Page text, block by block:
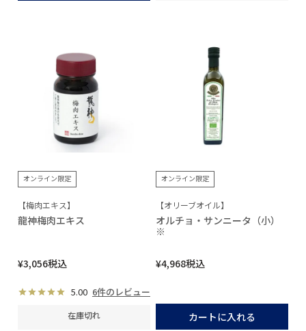
オンライン限定
【梅肉エキス】
龍神梅肉エキス
¥3,056税込
5.00 6件のレビュー
在庫切れ
オンライン限定
【オリーブオイル】
オルチョ・サンニータ（小）
※
¥4,968税込
カートに入れる